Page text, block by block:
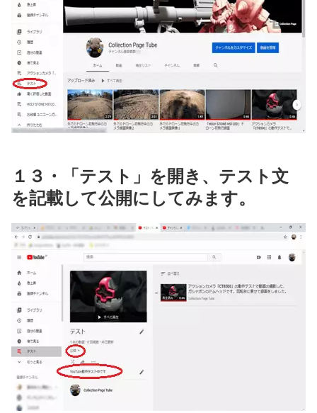
１３・「テスト」を開き、テスト文
を記載して公開にしてみます。